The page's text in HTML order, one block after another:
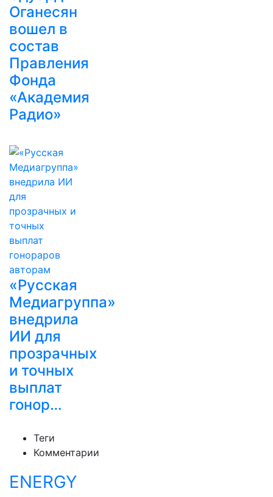
Оганесян
вошел в
состав
Правления
Фонда
«Академия
Радио»
«Русская
Медиагруппа»
внедрила
ИИ для
прозрачных
и точных
выплат
гонор…
Теги
Комментарии
ENERGY